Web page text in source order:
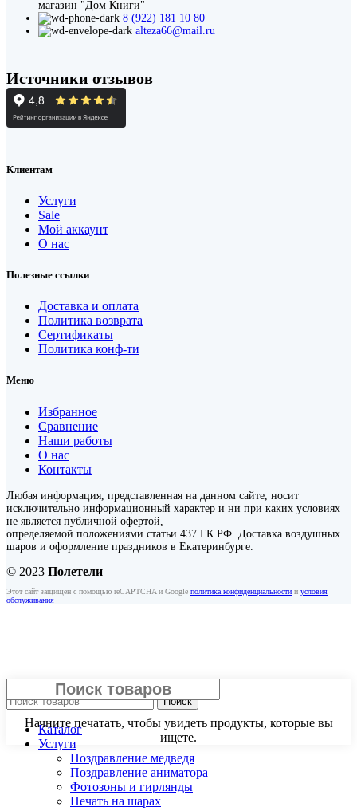
магазин "Дом Книги"
8 (922) 181 10 80
alteza66@mail.ru
Источники отзывов
Клиентам
Услуги
Sale
Мой аккаунт
О нас
Полезные ссылки
Доставка и оплата
Политика возврата
Сертификаты
Политика конф-ти
Меню
Избранное
Сравнение
Наши работы
О нас
Контакты
Любая информация, представленная на данном сайте, носит
исключительно информационный характер и ни при каких условиях
не является публичной офертой,
определяемой положениями статьи 437 ГК РФ. Доставка воздушных
шаров и оформление праздников в Екатеринбурге.
© 2023 Полетели
Этот сайт защищен с помощью reCAPTCHA и Google политика конфиденциальности и условия
обслуживания
Начните печатать, чтобы увидеть продукты, которые вы
ищете.
Поиск
Каталог
Услуги
Поздравление медведя
Поздравление аниматора
Фотозоны и гирлянды
Печать на шарах